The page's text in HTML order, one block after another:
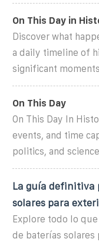
On This Day in
Discover what
a daily timeline of
significant
On This Day
On This Day In
events, and time
politics, and
La guía definitiva
solares para
Explore todo lo
de baterías solares